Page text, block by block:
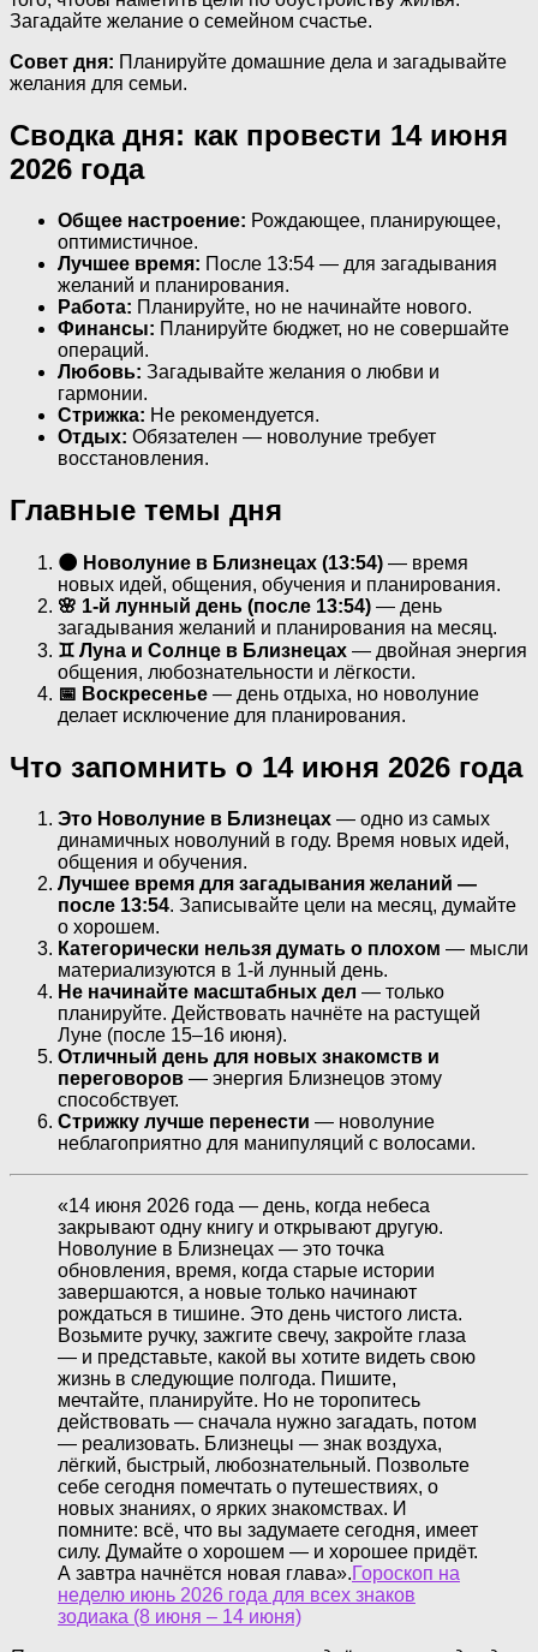
Загадайте желание о семейном счастье.
Совет дня: Планируйте домашние дела и загадывайте
желания для семьи.
Сводка дня: как провести 14 июня
2026 года
Общее настроение: Рождающее, планирующее,
оптимистичное.
Лучшее время: После 13:54 — для загадывания
желаний и планирования.
Работа: Планируйте, но не начинайте нового.
Финансы: Планируйте бюджет, но не совершайте
операций.
Любовь: Загадывайте желания о любви и
гармонии.
Стрижка: Не рекомендуется.
Отдых: Обязателен — новолуние требует
восстановления.
Главные темы дня
🌑 Новолуние в Близнецах (13:54) — время
новых идей, общения, обучения и планирования.
🌸 1-й лунный день (после 13:54) — день
загадывания желаний и планирования на месяц.
♊ Луна и Солнце в Близнецах — двойная энергия
общения, любознательности и лёгкости.
📅 Воскресенье — день отдыха, но новолуние
делает исключение для планирования.
Что запомнить о 14 июня 2026 года
Это Новолуние в Близнецах — одно из самых
динамичных новолуний в году. Время новых идей,
общения и обучения.
Лучшее время для загадывания желаний —
после 13:54. Записывайте цели на месяц, думайте
о хорошем.
Категорически нельзя думать о плохом — мысли
материализуются в 1-й лунный день.
Не начинайте масштабных дел — только
планируйте. Действовать начнёте на растущей
Луне (после 15–16 июня).
Отличный день для новых знакомств и
переговоров — энергия Близнецов этому
способствует.
Стрижку лучше перенести — новолуние
неблагоприятно для манипуляций с волосами.
«14 июня 2026 года — день, когда небеса
закрывают одну книгу и открывают другую.
Новолуние в Близнецах — это точка
обновления, время, когда старые истории
завершаются, а новые только начинают
рождаться в тишине. Это день чистого листа.
Возьмите ручку, зажгите свечу, закройте глаза
— и представьте, какой вы хотите видеть свою
жизнь в следующие полгода. Пишите,
мечтайте, планируйте. Но не торопитесь
действовать — сначала нужно загадать, потом
— реализовать. Близнецы — знак воздуха,
лёгкий, быстрый, любознательный. Позвольте
себе сегодня помечтать о путешествиях, о
новых знаниях, о ярких знакомствах. И
помните: всё, что вы задумаете сегодня, имеет
силу. Думайте о хорошем — и хорошее придёт.
А завтра начнётся новая глава».Гороскоп на
неделю июнь 2026 года для всех знаков
зодиака (8 июня – 14 июня)